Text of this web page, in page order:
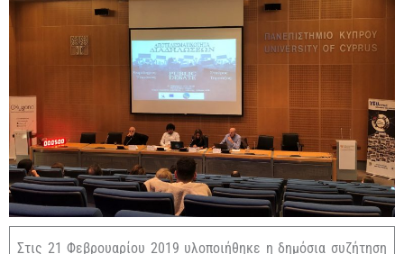
Στις 21 Φεβρουαρίου 2019 υλοποιήθηκε η δημόσια συζήτηση